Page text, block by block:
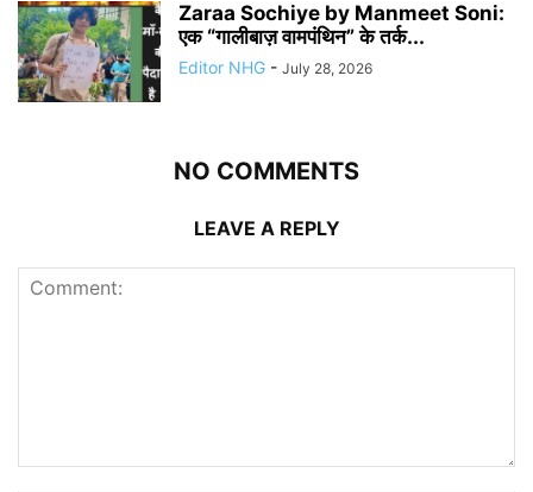
Zaraa Sochiye by Manmeet Soni:
एक “गालीबाज़ वामपंथिन” के तर्क...
Editor NHG - July 28, 2026
NO COMMENTS
LEAVE A REPLY